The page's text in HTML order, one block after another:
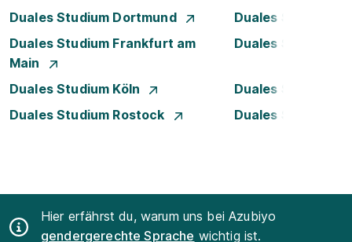
Duales Studium Dortmund
Duales Studium
Duales Studium Frankfurt am
Main
Duales Studium
Duales Studium Köln
Duales Studium
Duales Studium Rostock
Duales Studium
Hier erfährst du, warum uns bei Azubiyo
gendergerechte Sprache wichtig ist.